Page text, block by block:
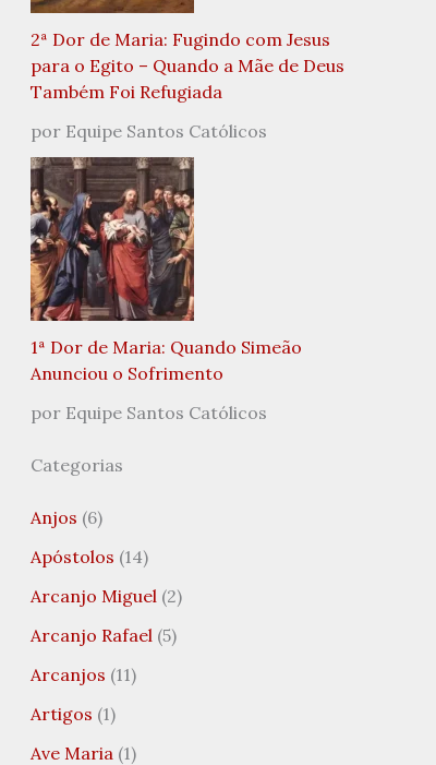
2ª Dor de Maria: Fugindo com Jesus
para o Egito – Quando a Mãe de Deus
Também Foi Refugiada
por Equipe Santos Católicos
1ª Dor de Maria: Quando Simeão
Anunciou o Sofrimento
por Equipe Santos Católicos
Categorias
Anjos (6)
Apóstolos (14)
Arcanjo Miguel (2)
Arcanjo Rafael (5)
Arcanjos (11)
Artigos (1)
Ave Maria (1)